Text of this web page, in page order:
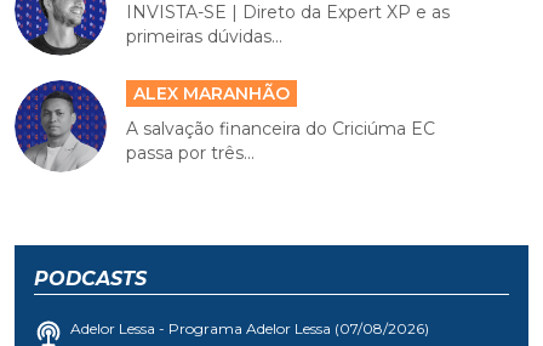
INVISTA-SE | Direto da Expert XP e as
primeiras dúvidas...
ALEX MARANHÃO
A salvação financeira do Criciúma EC
passa por três...
PODCASTS
Adelor Lessa - Programa Adelor Lessa (07/08/2026)